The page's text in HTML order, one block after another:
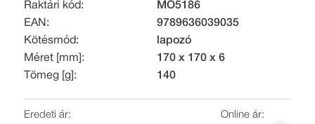
Raktári kód:
MO5186
EAN:
9789636039035
Kötésmód:
lapozó
Méret [mm]:
170 x 170 x 6
Tömeg [g]:
140
Eredeti ár:
Online ár: